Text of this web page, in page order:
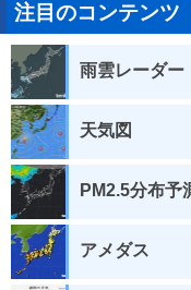
注目のコンテンツ
雨雲レーダー
天気図
PM2.5分布予
アメダス